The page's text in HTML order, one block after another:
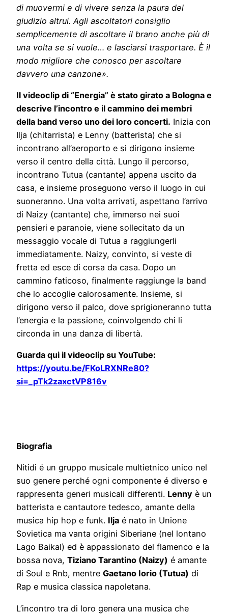
di muovermi e di vivere senza la paura del
giudizio altrui. Agli ascoltatori consiglio
semplicemente di ascoltare il brano anche più di
una volta se si vuole… e lasciarsi trasportare. È il
modo migliore che conosco per ascoltare
davvero una canzone».
Il videoclip di “Energia” è stato girato a Bologna e
descrive l’incontro e il cammino dei membri
della band verso uno dei loro concerti. Inizia con
Ilja (chitarrista) e Lenny (batterista) che si
incontrano all’aeroporto e si dirigono insieme
verso il centro della città. Lungo il percorso,
incontrano Tutua (cantante) appena uscito da
casa, e insieme proseguono verso il luogo in cui
suoneranno. Una volta arrivati, aspettano l’arrivo
di Naizy (cantante) che, immerso nei suoi
pensieri e paranoie, viene sollecitato da un
messaggio vocale di Tutua a raggiungerli
immediatamente. Naizy, convinto, si veste di
fretta ed esce di corsa da casa. Dopo un
cammino faticoso, finalmente raggiunge la band
che lo accoglie calorosamente. Insieme, si
dirigono verso il palco, dove sprigioneranno tutta
l’energia e la passione, coinvolgendo chi li
circonda in una danza di libertà.
Guarda qui il videoclip su YouTube:
https://youtu.be/FKoLRXNRe80?
si=_pTk2zaxctVP816v
Biografia
Nitidi é un gruppo musicale multietnico unico nel
suo genere perché ogni componente é diverso e
rappresenta generi musicali differenti. Lenny è un
batterista e cantautore tedesco, amante della
musica hip hop e funk. Ilja é nato in Unione
Sovietica ma vanta origini Siberiane (nel lontano
Lago Baikal) ed è appassionato del flamenco e la
bossa nova, Tiziano Tarantino (Naizy) é amante
di Soul e Rnb, mentre Gaetano Iorio (Tutua) di
Rap e musica classica napoletana.
L’incontro tra di loro genera una musica che